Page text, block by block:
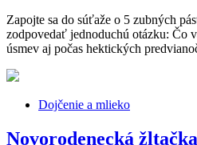
Zapojte sa do súťaže o 5 zubných
zodpovedať jednoduchú otázku: Čo
úsmev aj počas hektických
Dojčenie a mlieko
Novorodenecká